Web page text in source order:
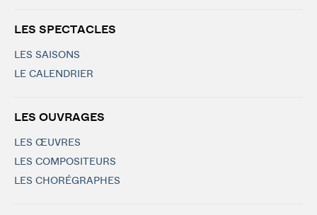
LES SPECTACLES
LES SAISONS
LE CALENDRIER
LES OUVRAGES
LES ŒUVRES
LES COMPOSITEURS
LES CHORÉGRAPHES